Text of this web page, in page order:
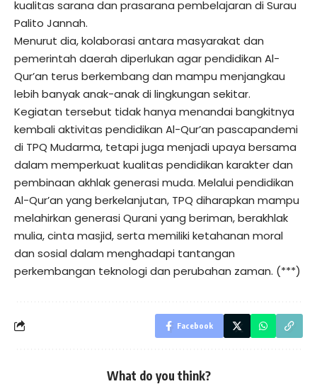
kualitas sarana dan prasarana pembelajaran di Surau
Palito Jannah.
Menurut dia, kolaborasi antara masyarakat dan
pemerintah daerah diperlukan agar pendidikan Al-
Qur’an terus berkembang dan mampu menjangkau
lebih banyak anak-anak di lingkungan sekitar.
Kegiatan tersebut tidak hanya menandai bangkitnya
kembali aktivitas pendidikan Al-Qur’an pascapandemi
di TPQ Mudarma, tetapi juga menjadi upaya bersama
dalam memperkuat kualitas pendidikan karakter dan
pembinaan akhlak generasi muda. Melalui pendidikan
Al-Qur’an yang berkelanjutan, TPQ diharapkan mampu
melahirkan generasi Qurani yang beriman, berakhlak
mulia, cinta masjid, serta memiliki ketahanan moral
dan sosial dalam menghadapi tantangan
perkembangan teknologi dan perubahan zaman. (***)
Facebook
What do you think?